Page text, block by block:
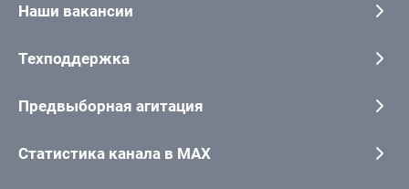
Наши вакансии
Техподдержка
Предвыборная агитация
Статистика канала в MAX